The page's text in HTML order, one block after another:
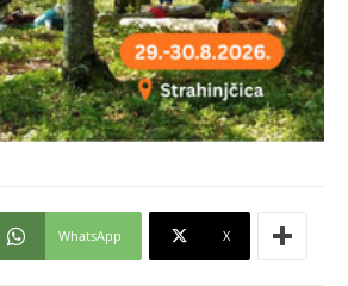
WhatsApp X